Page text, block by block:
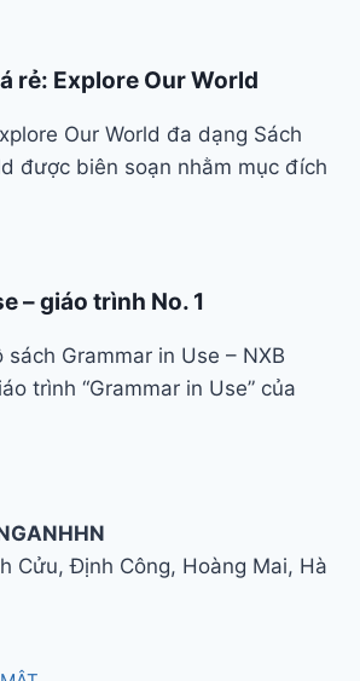
rẻ: Explore Our World
Our World đa dạng Sách
được biên soạn nhằm mục đích
– giáo trình No. 1
Grammar in Use – NXB
trình “Grammar in Use” của
Cửu, Định Công, Hoàng Mai, Hà